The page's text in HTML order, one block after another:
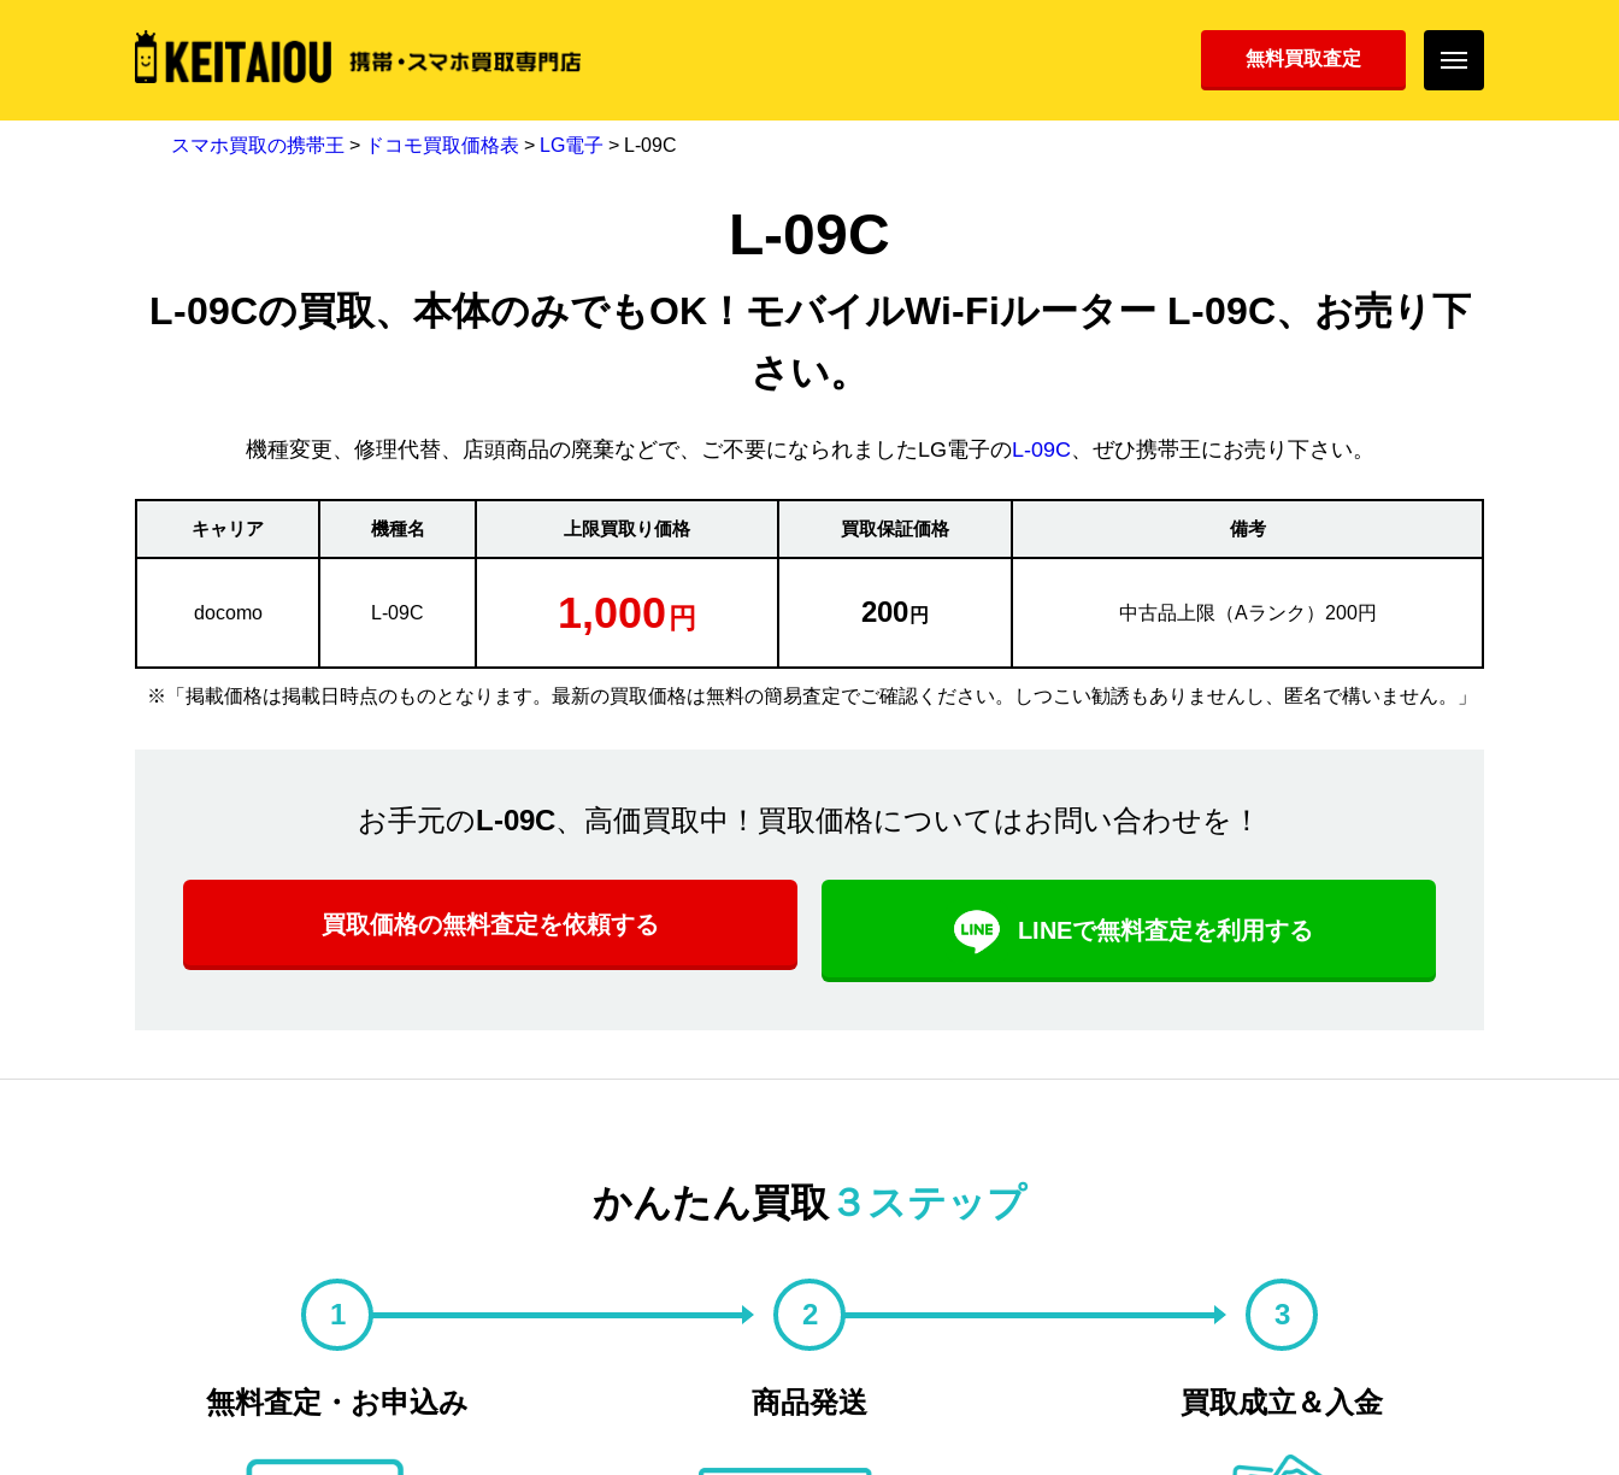
無料買取査定
スマホ買取の携帯王 > ドコモ買取価格表 > LG電子 > L-09C
L-09C
L-09Cの買取、本体のみでもOK！モバイルWi-Fiルーター L-09C、お売り下
さい。
機種変更、修理代替、店頭商品の廃棄などで、ご不要になられましたLG電子のL-09C、ぜひ携帯王にお売り下さい。
キャリア 機種名 上限買取り価格 買取保証価格 備考
docomo L-09C 1,000 200 中古品上限（Aランク）200円
※「掲載価格は掲載日時点のものとなります。最新の買取価格は無料の簡易査定でご確認ください。しつこい勧誘もありませんし、匿名で構いません。」
お手元のL-09C、高価買取中！買取価格についてはお問い合わせを！
買取価格の無料査定を依頼する LINEで無料査定を利用する
かんたん買取 ３ステップ
1
無料査定・お申込み
2
商品発送
3
買取成立＆入金